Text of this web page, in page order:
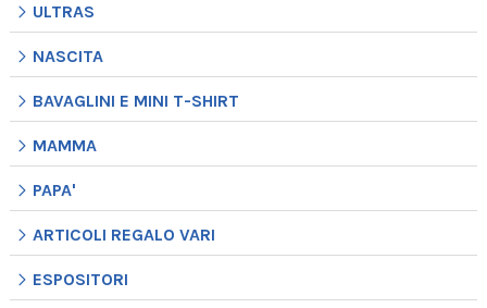
ULTRAS
NASCITA
BAVAGLINI E MINI T-SHIRT
MAMMA
PAPA'
ARTICOLI REGALO VARI
ESPOSITORI